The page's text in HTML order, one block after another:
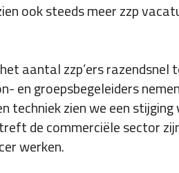
ook steeds meer zzp
aantal zzp’ers razendsnel
en groepsbegeleiders
techniek zien we een
de commerciële sector
werken.